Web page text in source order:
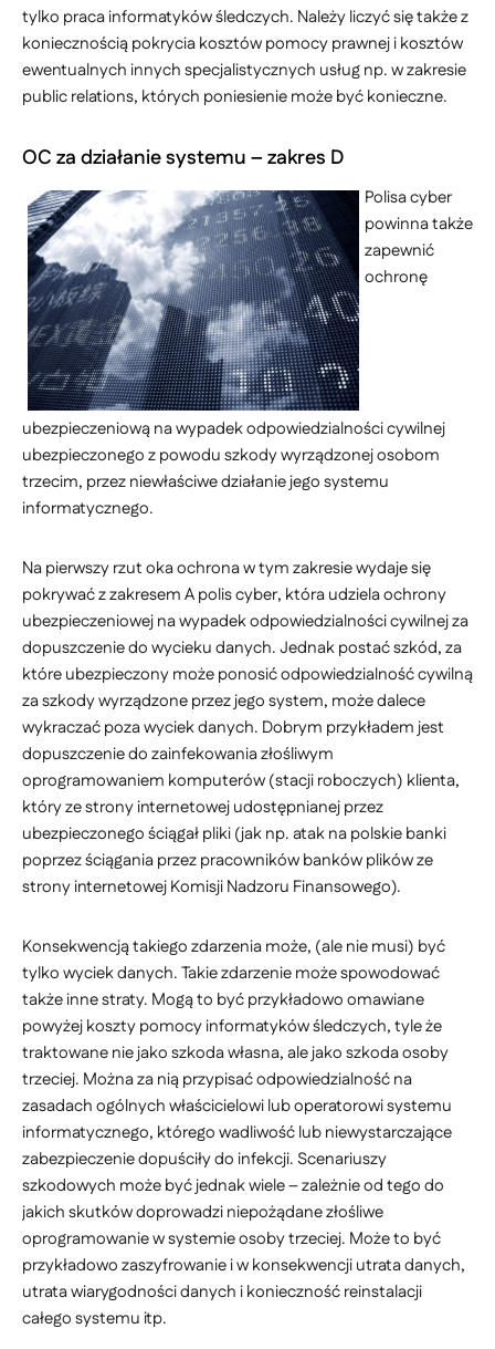
tylko praca informatyków śledczych. Należy liczyć się także z
koniecznością pokrycia kosztów pomocy prawnej i kosztów
ewentualnych innych specjalistycznych usług np. w zakresie
public relations, których poniesienie może być konieczne.
OC za działanie systemu – zakres D
Polisa cyber
powinna także
zapewnić
ochronę
ubezpieczeniową na wypadek odpowiedzialności cywilnej
ubezpieczonego z powodu szkody wyrządzonej osobom
trzecim, przez niewłaściwe działanie jego systemu
informatycznego.
Na pierwszy rzut oka ochrona w tym zakresie wydaje się
pokrywać z zakresem A polis cyber, która udziela ochrony
ubezpieczeniowej na wypadek odpowiedzialności cywilnej za
dopuszczenie do wycieku danych. Jednak postać szkód, za
które ubezpieczony może ponosić odpowiedzialność cywilną
za szkody wyrządzone przez jego system, może dalece
wykraczać poza wyciek danych. Dobrym przykładem jest
dopuszczenie do zainfekowania złośliwym
oprogramowaniem komputerów (stacji roboczych) klienta,
który ze strony internetowej udostępnianej przez
ubezpieczonego ściągał pliki (jak np. atak na polskie banki
poprzez ściągania przez pracowników banków plików ze
strony internetowej Komisji Nadzoru Finansowego).
Konsekwencją takiego zdarzenia może, (ale nie musi) być
tylko wyciek danych. Takie zdarzenie może spowodować
także inne straty. Mogą to być przykładowo omawiane
powyżej koszty pomocy informatyków śledczych, tyle że
traktowane nie jako szkoda własna, ale jako szkoda osoby
trzeciej. Można za nią przypisać odpowiedzialność na
zasadach ogólnych właścicielowi lub operatorowi systemu
informatycznego, którego wadliwość lub niewystarczające
zabezpieczenie dopuściły do infekcji. Scenariuszy
szkodowych może być jednak wiele – zależnie od tego do
jakich skutków doprowadzi niepożądane złośliwe
oprogramowanie w systemie osoby trzeciej. Może to być
przykładowo zaszyfrowanie i w konsekwencji utrata danych,
utrata wiarygodności danych i konieczność reinstalacji
całego systemu itp.